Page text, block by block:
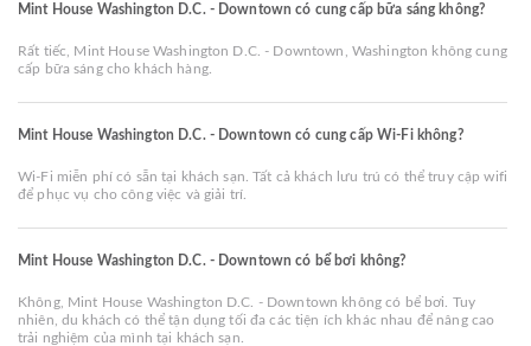
Mint House Washington D.C. - Downtown có cung cấp bữa sáng không?
Rất tiếc, Mint House Washington D.C. - Downtown, Washington không cung
cấp bữa sáng cho khách hàng.
Mint House Washington D.C. - Downtown có cung cấp Wi-Fi không?
Wi-Fi miễn phí có sẵn tại khách sạn. Tất cả khách lưu trú có thể truy cập wifi
để phục vụ cho công việc và giải trí.
Mint House Washington D.C. - Downtown có bể bơi không?
Không, Mint House Washington D.C. - Downtown không có bể bơi. Tuy
nhiên, du khách có thể tận dụng tối đa các tiện ích khác nhau để nâng cao
trải nghiệm của mình tại khách sạn.